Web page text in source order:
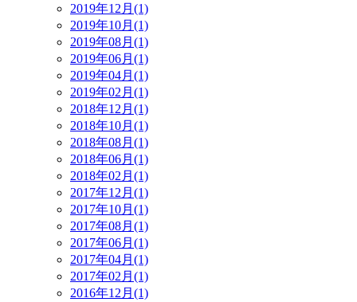
2019年12月(1)
2019年10月(1)
2019年08月(1)
2019年06月(1)
2019年04月(1)
2019年02月(1)
2018年12月(1)
2018年10月(1)
2018年08月(1)
2018年06月(1)
2018年02月(1)
2017年12月(1)
2017年10月(1)
2017年08月(1)
2017年06月(1)
2017年04月(1)
2017年02月(1)
2016年12月(1)